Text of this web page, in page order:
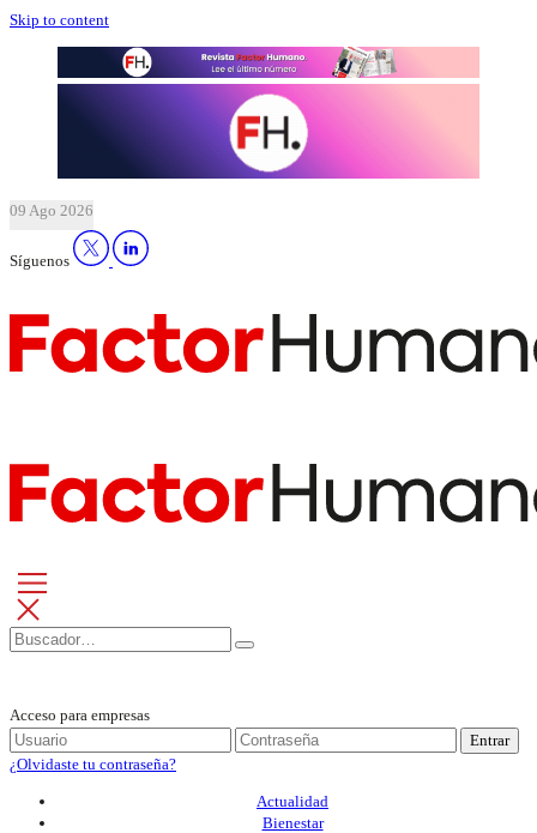
Skip to content
09 Ago 2026
Síguenos
Acceso para empresas
Entrar
¿Olvidaste tu contraseña?
Actualidad
Bienestar